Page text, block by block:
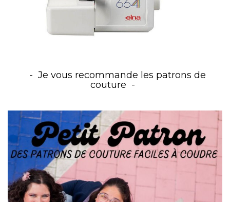
Je vous recommande les patrons de
couture